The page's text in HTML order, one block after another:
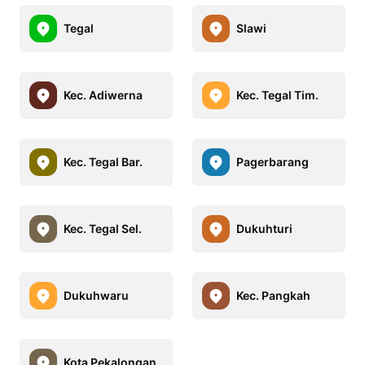
Tegal Slawi
Kec. Adiwerna Kec. Tegal Tim.
Kec. Tegal Bar. Pagerbarang
Kec. Tegal Sel. Dukuhturi
Dukuhwaru Kec. Pangkah